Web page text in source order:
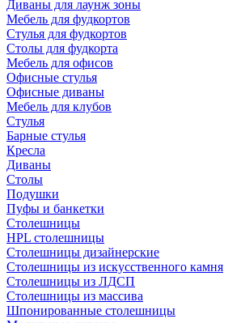
Диваны для лаунж зоны
Мебель для фудкортов
Стулья для фудкортов
Столы для фудкорта
Мебель для офисов
Офисные стулья
Офисные диваны
Мебель для клубов
Стулья
Барные стулья
Кресла
Диваны
Столы
Подушки
Пуфы и банкетки
Столешницы
HPL столешницы
Столешницы дизайнерские
Столешницы из искусственного камня
Столешницы из ЛДСП
Столешницы из массива
Шпонированные столешницы